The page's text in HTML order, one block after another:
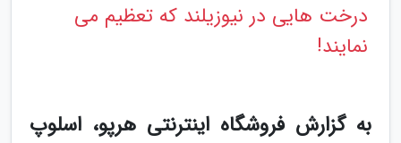
درخت هایی در نیوزیلند که تعظیم می
نمایند!
به گزارش فروشگاه اینترنتی هرپو، اسلوپ